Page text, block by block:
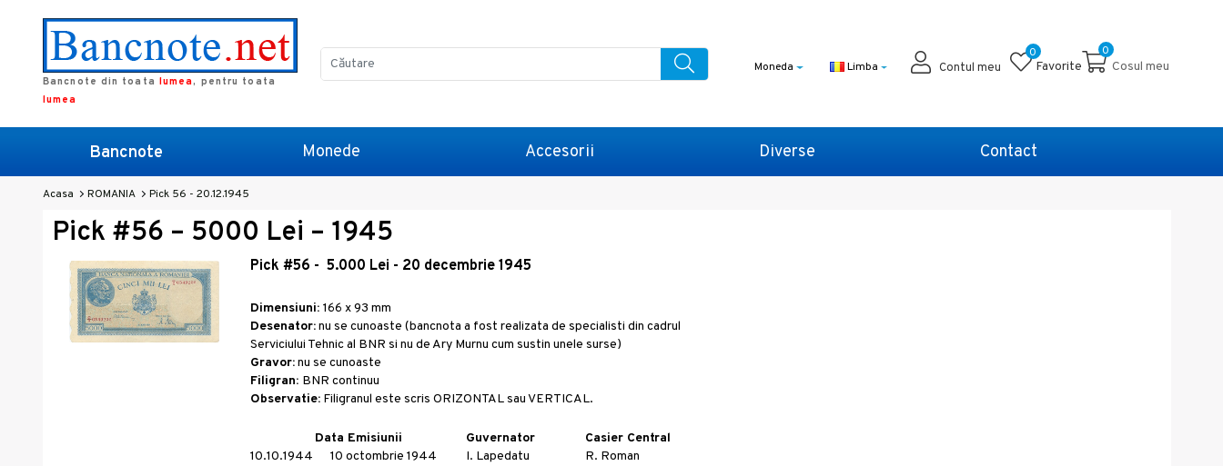
Bancnote din toata lumea, pentru toata
lumea
Moneda Limba Contul meu
0
Favorite
0
Cosul meu
Bancnote Monede Accesorii Diverse Contact
Acasa ROMANIA Pick 56 - 20.12.1945
Pick #56 – 5000 Lei – 1945
Pick #56 - 5.000 Lei - 20 decembrie 1945
Dimensiuni:166 x 93 mm
Desenator:nu se cunoaste (bancnota a fost realizata de specialisti din cadrul
Serviciului Tehnic al BNR si nu de Ary Murnu cum sustin unele surse)
Gravor:nu se cunoaste
Filigran: BNR continuu
Observatie: Filigranul este scris ORIZONTAL sau VERTICAL.
Data Emisiunii Guvernator
Casier Central
10.10.1944
10 octombrie 1944 I. Lapedatu
R. Roman